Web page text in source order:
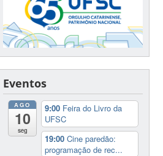
Eventos
AGO
10
seg
9:00 Feira do Livro da
UFSC
19:00Cine paredão:
programação de rec...